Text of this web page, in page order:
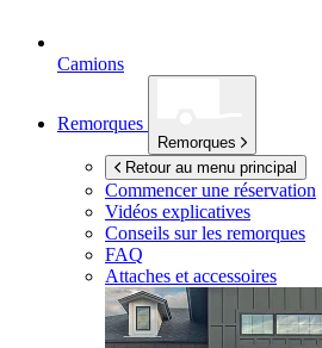
Camions
Remorques
Remorques
Retour au menu principal
Commencer une réservation
Vidéos explicatives
Conseils sur les remorques
FAQ
Attaches et accessoires